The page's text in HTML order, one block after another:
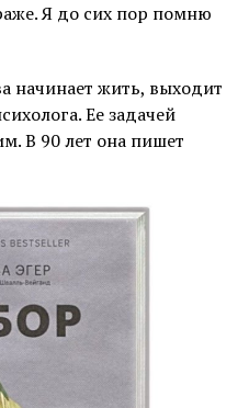
Я до сих пор помню
начинает жить, выходит
Ее задачей
В 90 лет она пишет